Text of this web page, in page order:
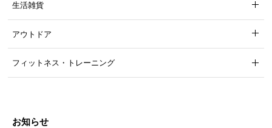
生活雑貨
アウトドア
フィットネス・トレーニング
お知らせ